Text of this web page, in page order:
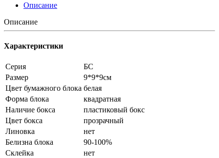
Описание
Описание
Характеристики
Серия
БС
Размер
9*9*9см
Цвет бумажного блока белая
Форма блока
квадратная
Наличие бокса
пластиковый бокс
Цвет бокса
прозрачный
Линовка
нет
Белизна блока
90-100%
Склейка
нет